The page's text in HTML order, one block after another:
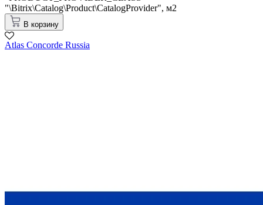
"\Bitrix\Catalog\Product\CatalogProvider", м2
В корзину
Atlas Concorde Russia